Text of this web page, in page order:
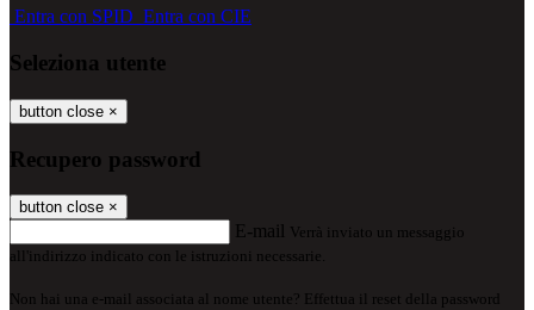
Entra con SPID Entra con CIE
Seleziona utente
button close ×
Recupero password
button close ×
E-mail Verrà inviato un messaggio
all'indirizzo indicato con le istruzioni necessarie.
Non hai una e-mail associata al nome utente? Effettua il reset della password